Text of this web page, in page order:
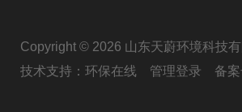
Copyright © 2026 山东天蔚环境科技
技术支持： 环保在线 管理登录 备案